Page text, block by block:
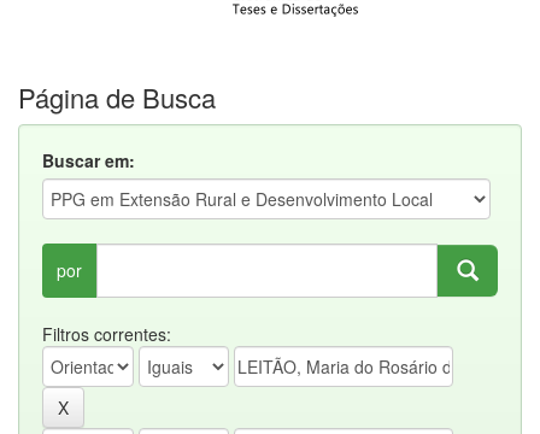
Página de Busca
Buscar em:
por
Filtros correntes: